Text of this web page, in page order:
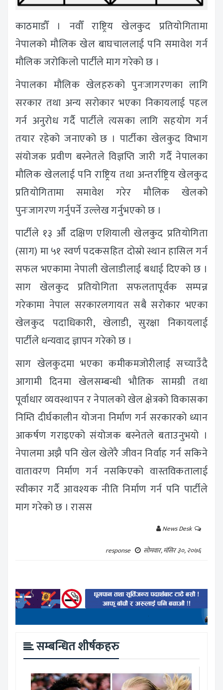
काठमाडौँ । नवौँ राष्ट्रिय खेलकुद प्रतियोगितामा
नेपालको मौलिक खेल बाघचाललाई पनि समावेश गर्न
मौलिक जरोकिलो पार्टीले माग गरेको छ ।
नेपालका मौलिक खेलहरुको पुनःजागरणका लागि
सरकार तथा अन्य सरोकार भएका निकायलाई पहल
गर्न अनुरोध गर्दै पार्टीले त्यसका लागि सहयोग गर्न
तयार रहेको जनाएको छ । पार्टीका खेलकुद विभाग
संयोजक प्रवीण बस्नेतले विज्ञप्ति जारी गर्दै नेपालका
मौलिक खेललाई पनि राष्ट्रिय तथा अन्तर्राष्ट्रिय खेलकुद
प्रतियोगितामा समावेश गरेर मौलिक खेलको
पुनःजागरण गर्नुपर्ने उल्लेख गर्नुभएको छ ।
पार्टीले १३ औँ दक्षिण एशियाली खेलकुद प्रतियोगिता
(साग) मा ५१ स्वर्ण पदकसहित दोस्रो स्थान हासिल गर्न
सफल भएकामा नेपाली खेलाडीलाई बधाई दिएको छ ।
साग खेलकुद प्रतियोगिता सफलतापूर्वक सम्पन्न
गरेकामा नेपाल सरकारलगायत सबै सरोकार भएका
खेलकुद पदाधिकारी, खेलाडी, सुरक्षा निकायलाई
पार्टीले धन्यवाद ज्ञापन गरेको छ ।
साग खेलकुदमा भएका कमीकमजोरीलाई सच्याउँदै
आगामी दिनमा खेलसम्बन्धी भौतिक सामग्री तथा
पूर्वाधार व्यवस्थापन र नेपालको खेल क्षेत्रको विकासका
निम्ति दीर्घकालीन योजना निर्माण गर्न सरकारको ध्यान
आकर्षण गराइएको संयोजक बस्नेतले बताउनुभयो ।
नेपालमा अझै पनि खेल खेलेरै जीवन निर्वाह गर्न सकिने
वातावरण निर्माण गर्न नसकिएको वास्तविकतालाई
स्वीकार गर्दै आवश्यक नीति निर्माण गर्न पनि पार्टीले
माग गरेको छ । रासस
News Desk
response
सोमवार, मंसिर ३०, २०७६
सम्बन्धित शीर्षकहरु